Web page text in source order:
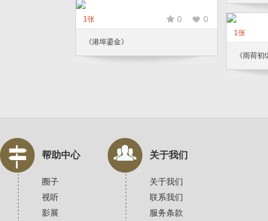
1张 0 0
《港埠鎏金》
1张
《雨荷初
帮助中心 关于我们
圈子
视听
影展
关于我们
联系我们
服务条款